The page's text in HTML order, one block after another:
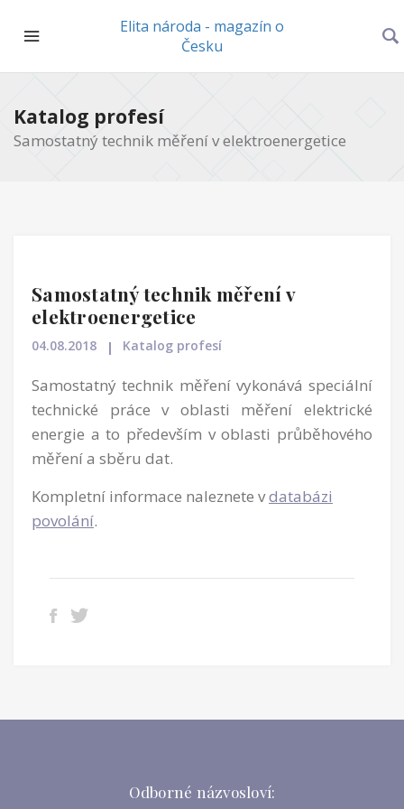
Elita národa - magazín o
Česku
Katalog profesí
Samostatný technik měření v elektroenergetice
Samostatný technik měření v
elektroenergetice
04.08.2018 Katalog profesí
Samostatný technik měření vykonává speciální
technické práce v oblasti měření elektrické
energie a to především v oblasti průběhového
měření a sběru dat.
Kompletní informace naleznete vdatabázi
povolání.
Odborné názvosloví: